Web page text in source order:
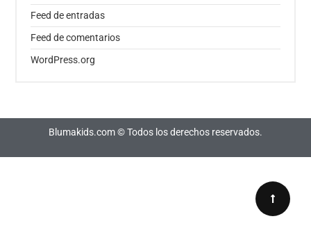
Feed de entradas
Feed de comentarios
WordPress.org
Blumakids.com © Todos los derechos reservados.